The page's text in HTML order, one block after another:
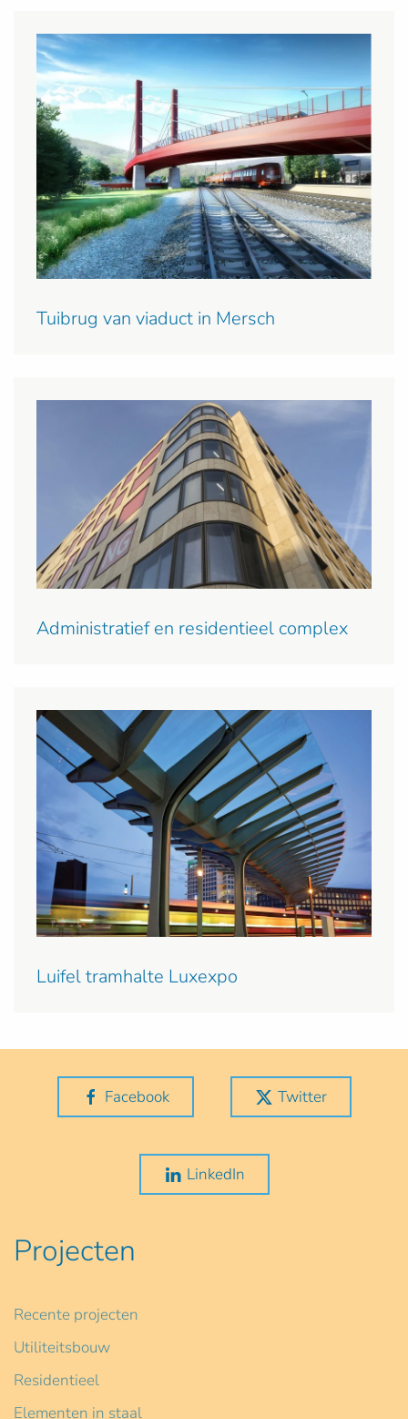
Tuibrug van viaduct in Mersch
Administratief en residentieel complex
Luifel tramhalte Luxexpo
Facebook Twitter
LinkedIn
Projecten
Recente projecten
Utiliteitsbouw
Residentieel
Elementen in staal